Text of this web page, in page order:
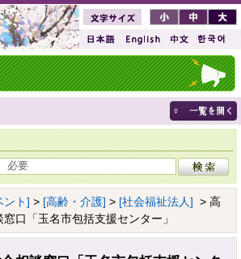
ント] > [高齢・介護] > [社会福祉法人] > 高
口「玉名市包括支援センター」